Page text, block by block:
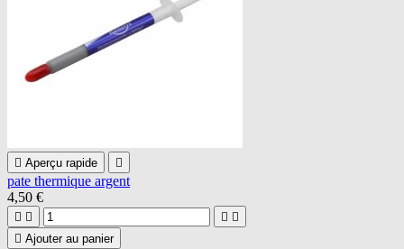
 Aperçu rapide 
pate thermique argent
4,50 €
   
 Ajouter au panier